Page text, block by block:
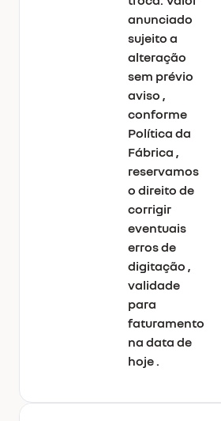
anunciado
sujeito a
alteração
sem prévio
aviso ,
conforme
Política da
Fábrica ,
reservamos
o direito de
corrigir
eventuais
erros de
digitação ,
validade
para
faturamento
na data de
hoje .